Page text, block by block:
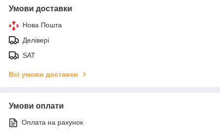
Умови доставки
Нова Пошта
Делівері
SAT
Всі умови доставки
Умови оплати
Оплата на рахунок